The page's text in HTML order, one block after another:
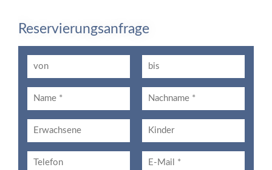
Reservierungsanfrage